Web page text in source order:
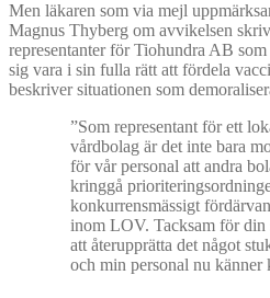
Men läkaren som via mejl
Magnus Thyberg om avvikelsen
representanter för Tiohundra AB
sig vara i sin fulla rätt att fördela
beskriver situationen som
”Som representant för ett
vårdbolag är det inte bara
för vår personal att andra
kringgå
konkurrensmässigt
inom LOV. Tacksam för din
att återupprätta det något
och min personal nu känner